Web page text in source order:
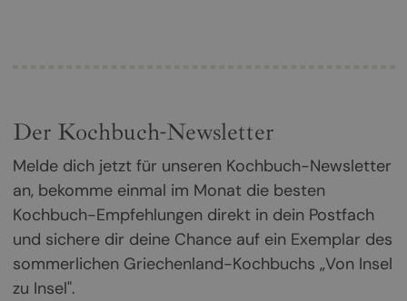
Der Kochbuch-Newsletter
Melde dich jetzt für unseren Kochbuch-Newsletter
an, bekomme einmal im Monat die besten
Kochbuch-Empfehlungen direkt in dein Postfach
und sichere dir deine Chance auf ein Exemplar des
sommerlichen Griechenland-Kochbuchs „Von Insel
zu Insel".